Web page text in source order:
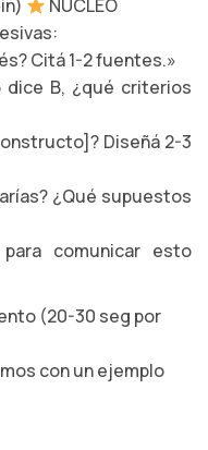
NÚCLEO
Citá 1-2 fuentes.»
B, ¿qué criterios
Diseñá 2-3
¿Qué supuestos
comunicar esto
(20-30 seg por
con un ejemplo